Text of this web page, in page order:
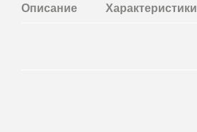
Описание Характеристики